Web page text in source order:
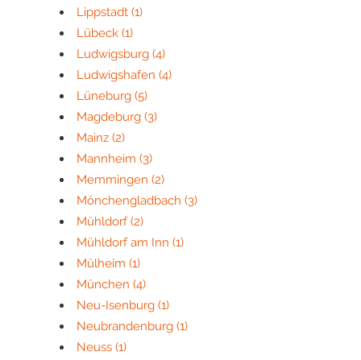
Lippstadt (1)
Lübeck (1)
Ludwigsburg (4)
Ludwigshafen (4)
Lüneburg (5)
Magdeburg (3)
Mainz (2)
Mannheim (3)
Memmingen (2)
Mönchengladbach (3)
Mühldorf(2)
Mühldorf am Inn (1)
Mülheim (1)
München (4)
Neu-Isenburg (1)
Neubrandenburg (1)
Neuss (1)